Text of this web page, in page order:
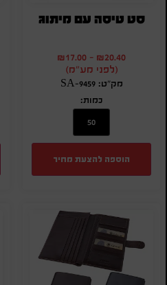
סט טיסה עם מיתוג
₪20.40
-
₪17.00
(לפני מע"מ)
מק"ט: SA-9459
כמות:
הוספה להצעת מחיר